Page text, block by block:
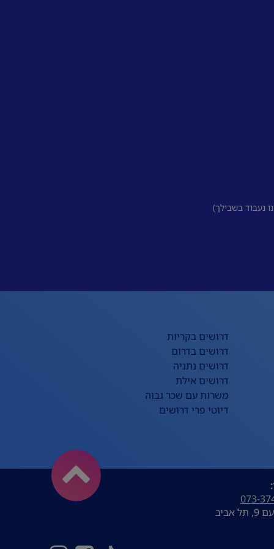
נעבוד בשבילך)
דרושים בקריות
דרושים בדרום
דרושים נתניה
דרושים אילת
משרות עם שכר גבוה
דיוטי פרי דרושים
073-